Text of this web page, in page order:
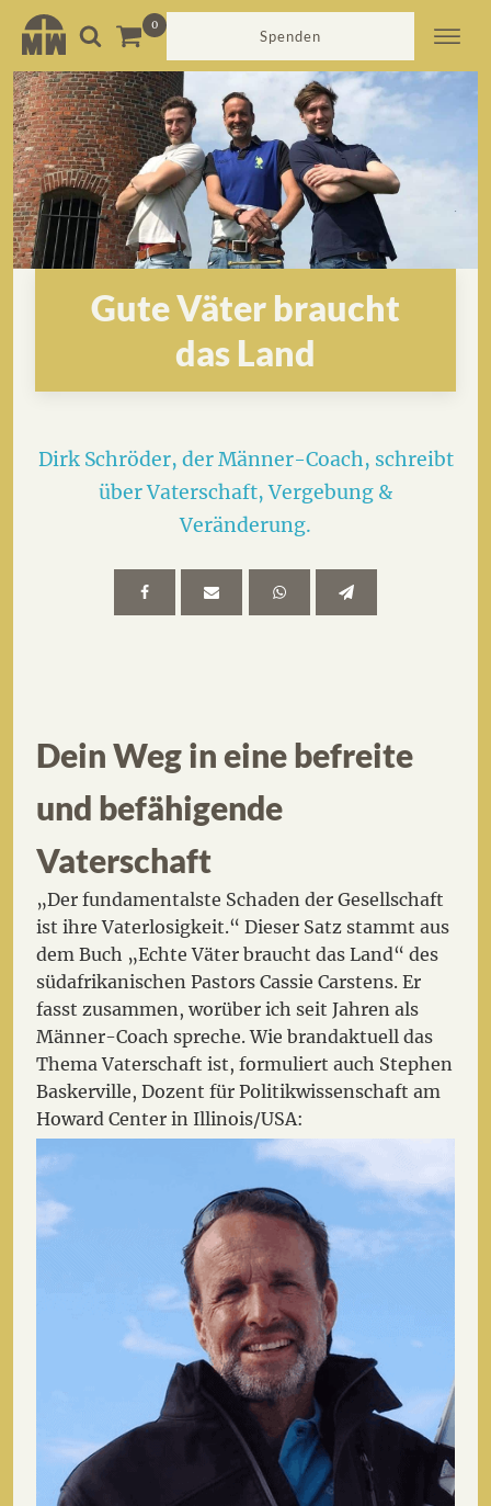
Spenden
Gute Väter braucht
das Land
Dirk Schröder, der Männer-Coach, schreibt
über Vaterschaft, Vergebung &
Veränderung.
Dein Weg in eine befreite
und befähigende
Vaterschaft
„Der fundamentalste Schaden der Gesellschaft
ist ihre Vaterlosigkeit.“ Dieser Satz stammt aus
dem Buch „Echte Väter braucht das Land“ des
südafrikanischen Pastors Cassie Carstens. Er
fasst zusammen, worüber ich seit Jahren als
Männer-Coach spreche.Wie brandaktuell das
Thema Vaterschaft ist, formuliert auch Stephen
Baskerville, Dozent für Politikwissenschaft am
Howard Center in Illinois/USA: